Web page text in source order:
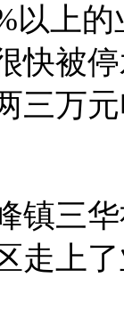
以上
快被
三万
镇三
走上